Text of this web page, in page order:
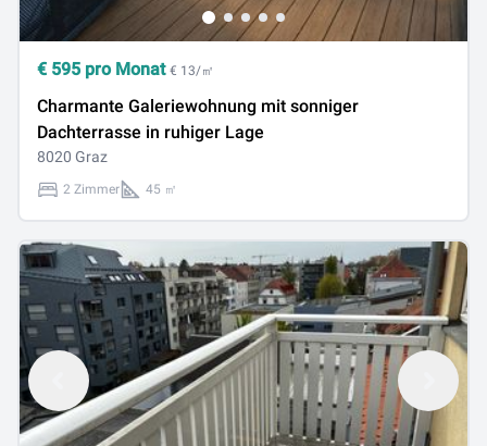
€ 595 pro Monat € 13/㎡
Charmante Galeriewohnung mit sonniger
Dachterrasse in ruhiger Lage
8020 Graz
2 Zimmer 45 ㎡